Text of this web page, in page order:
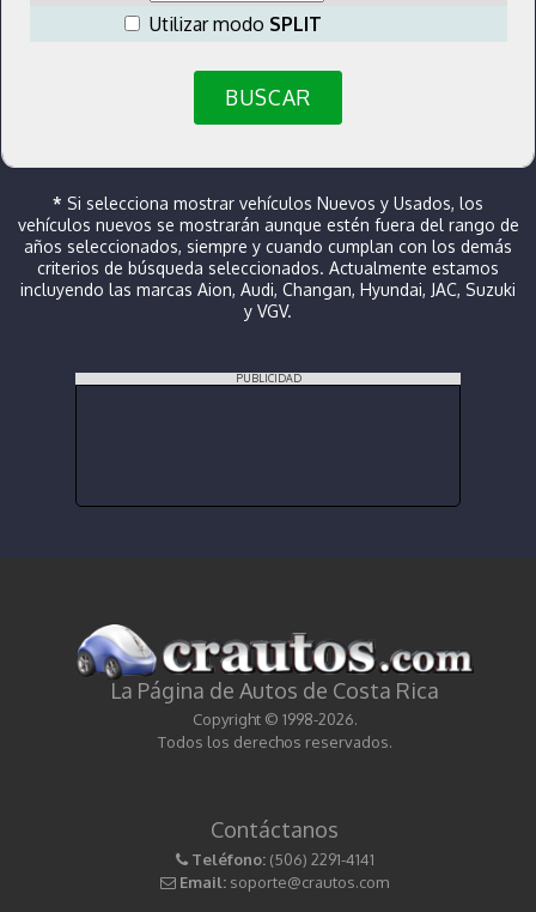
Utilizar modo SPLIT
BUSCAR
* Si selecciona mostrar vehículos Nuevos y Usados, los
vehículos nuevos se mostrarán aunque estén fuera del rango de
años seleccionados, siempre y cuando cumplan con los demás
criterios de búsqueda seleccionados. Actualmente estamos
incluyendo las marcas Aion, Audi, Changan, Hyundai, JAC, Suzuki
y VGV.
PUBLICIDAD
La Página de Autos de Costa Rica
Copyright © 1998-2026.
Todos los derechos reservados.
Contáctanos
Teléfono: (506) 2291-4141
Email: soporte@crautos.com